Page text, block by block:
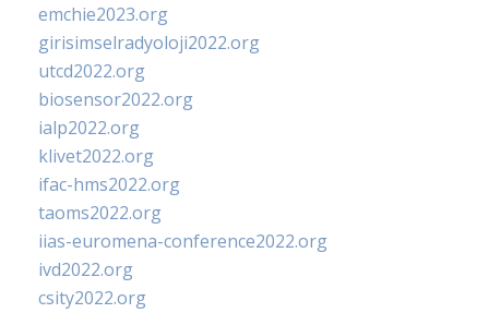
emchie2023.org
girisimselradyoloji2022.org
utcd2022.org
biosensor2022.org
ialp2022.org
klivet2022.org
ifac-hms2022.org
taoms2022.org
iias-euromena-conference2022.org
ivd2022.org
csity2022.org